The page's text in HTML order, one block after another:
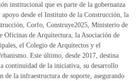
institucional que es parte de la gobernanza
desde el Instituto de la Construcción, la
Corfo, Construye2025, Ministerio de
Oficinas de Arquitectura, la Asociación de
el Colegio de Arquitectos y el
Este último, desde 2017, destina
continuidad de la iniciativa, su desarrollo
de la infraestructura de soporte, asegurando